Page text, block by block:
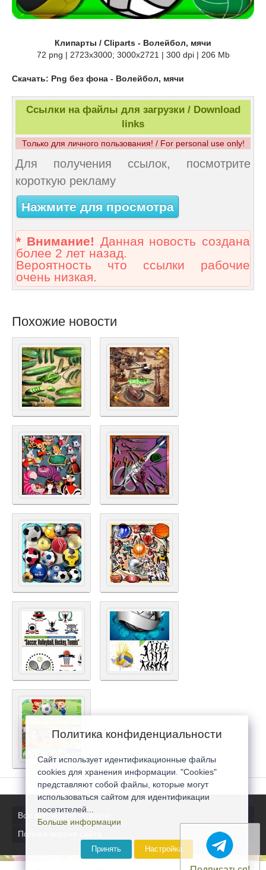
Клипарты / Cliparts - Волейбол, мячи
72 png | 2723x3000; 3000х2721 | 300 dpi | 206 Mb
Скачать: Png без фона - Волейбол, мячи
Ссылки на файлы для загрузки / Download
links
Только для личного пользования! / For personal use only!
Для получения ссылок, посмотрите
короткую рекламу
Нажмите для просмотра
* Внимание! Данная новость создана
более 2 лет назад.
Вероятность что ссылки рабочие
очень низкая.
Похожие новости
Все последние новости
Полная версия сайта
Политика конфиденциальности
Сайт использует идентификационные файлы
cookies для хранения информации. "Cookies"
представляют собой файлы, которые могут
использоваться сайтом для идентификации
посетителей...
Больше информации
Принять Настройка